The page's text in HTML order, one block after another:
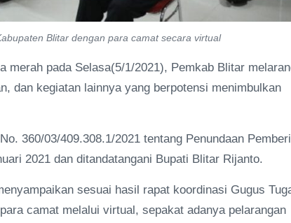
Blitar dengan para camat secara virtual
merah pada Selasa(5/1/2021), Pemkab Blitar
dan kegiatan lainnya yang berpotensi menimbulkan
360/03/409.308.1/2021 tentang Penundaan
2021 dan ditandatangani Bupati Blitar Rijanto.
sesuai hasil rapat koordinasi Gugus
camat melalui virtual, sepakat adanya pelarangan